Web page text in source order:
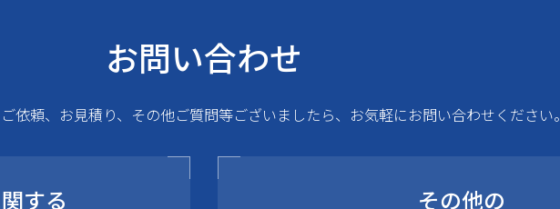
お問い合わせ
依頼、お見積り、その他ご質問等ございましたら、お気軽にお問い合わせください。
する
その他の